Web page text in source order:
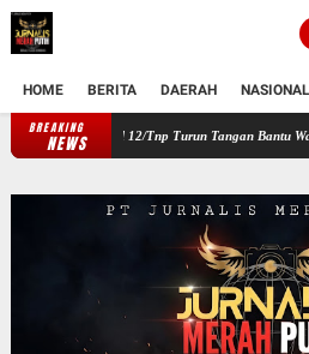
HOME BERITA DAERAH NASIONAL
BREAKING
NEWS
Koramil 12/Tnp Turun Tangan Bantu Warga